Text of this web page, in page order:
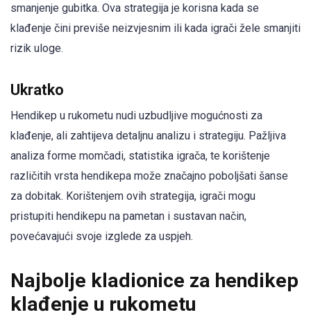
smanjenje gubitka. Ova strategija je korisna kada se
klađenje čini previše neizvjesnim ili kada igrači žele smanjiti
rizik uloge.
Ukratko
Hendikep u rukometu nudi uzbudljive mogućnosti za
klađenje, ali zahtijeva detaljnu analizu i strategiju. Pažljiva
analiza forme momčadi, statistika igrača, te korištenje
različitih vrsta hendikepa može značajno poboljšati šanse
za dobitak. Korištenjem ovih strategija, igrači mogu
pristupiti hendikepu na pametan i sustavan način,
povećavajući svoje izglede za uspjeh.
Najbolje kladionice za hendikep
klađenje u rukometu